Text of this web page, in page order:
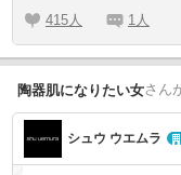
415 1
陶器肌になりたい女さん
シュウ ウエムラ